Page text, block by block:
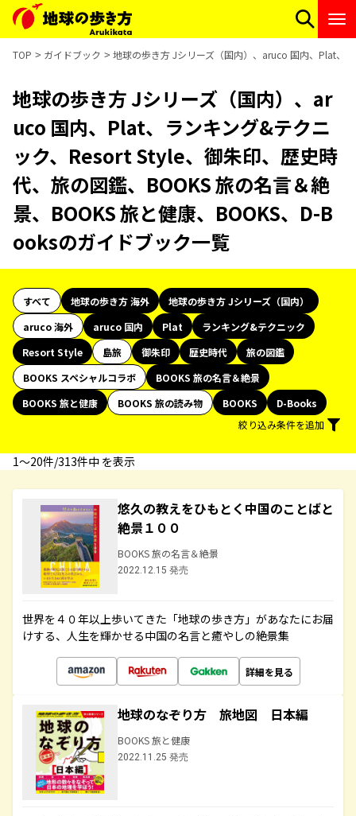
TOP ガイドブック 地球の歩き方 Jシリーズ（国内）、aruco 国内、Plat、
地球の歩き方 Jシリーズ（国内）、ar
uco 国内、Plat、ランキング&テクニ
ック、Resort Style、御朱印、歴史時
代、旅の図鑑、BOOKS 旅の名言＆絶
景、BOOKS 旅と健康、BOOKS、D-B
ooksのガイドブック一覧
すべて 地球の歩き方 海外
地球の歩き方 Jシリーズ（国内）
aruco 海外
aruco 国内 Plat
ランキング&テクニック
Resort Style
島旅 御朱印 歴史時代
旅の図鑑
BOOKS スペシャルコラボ
BOOKS 旅の名言＆絶景
BOOKS 旅と健康
BOOKS 旅の読み物 BOOKS
D-Books
絞り込み条件を追加
1〜20件/313件中 を表示
悠久の教えをひもとく中国のことばと
絶景１００
BOOKS 旅の名言＆絶景
2022.12.15 発売
世界を４０年以上歩いてきた「地球の歩き方」があなたにお届
けする、人生を輝かせる中国の名言と癒やしの絶景集
詳細を見る
地球のなぞり方 旅地図 日本編
BOOKS 旅と健康
2022.11.25 発売